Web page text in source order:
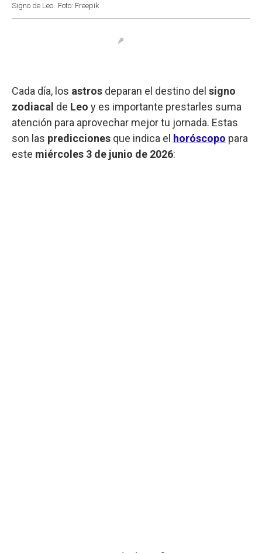
Signo de Leo. Foto: Freepik
Cada día, los astros deparan el destino del signo
zodiacal de Leo y es importante prestarles suma
atención para aprovechar mejor tu jornada. Estas
son las predicciones que indica el horóscopo para
este miércoles 3 de junio de 2026: